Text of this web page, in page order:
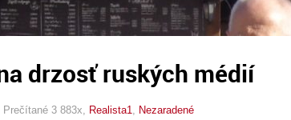
drzosť ruských médií
, Prečítané 3 883x, Realista1 Nezaradené